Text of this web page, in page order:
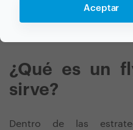
Aceptar
¿Qué es un
sirve?
Dentro de las